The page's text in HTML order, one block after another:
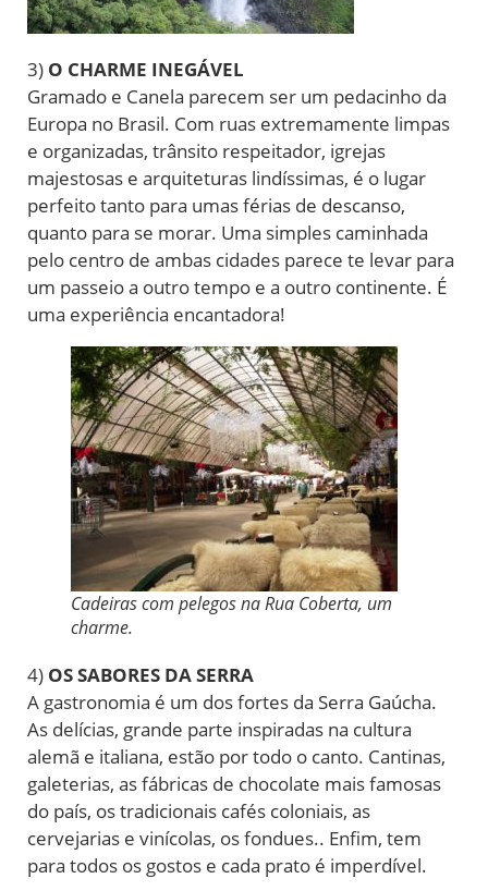
3) O CHARME INEGÁVEL
Gramado e Canela parecem ser um pedacinho da
Europa no Brasil. Com ruas extremamente limpas
e organizadas, trânsito respeitador, igrejas
majestosas e arquiteturas lindíssimas, é o lugar
perfeito tanto para umas férias de descanso,
quanto para se morar. Uma simples caminhada
pelo centro de ambas cidades parece te levar para
um passeio a outro tempo e a outro continente. É
uma experiência encantadora!
Cadeiras com pelegos na Rua Coberta, um
charme.
4) OS SABORES DA SERRA
A gastronomia é um dos fortes da Serra Gaúcha.
As delícias, grande parte inspiradas na cultura
alemã e italiana, estão por todo o canto. Cantinas,
galeterias, as fábricas de chocolate mais famosas
do país, os tradicionais cafés coloniais, as
cervejarias e vinícolas, os fondues.. Enfim, tem
para todos os gostos e cada prato é imperdível.